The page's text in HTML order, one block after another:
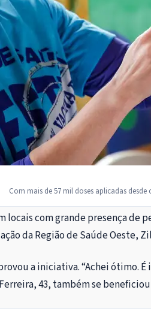
Com mais de 57 mil doses aplicadas
locais com grande presença de
da Região de Saúde Oeste,
a iniciativa. “Achei ótimo.
43, também se